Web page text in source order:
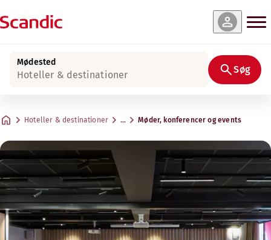
Mødested
Hoteller & destinationer Søg
Hoteller & destinationer … Møder, konferencer og events